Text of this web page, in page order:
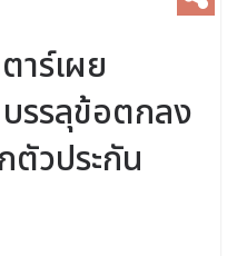
าร์เผย
รรลุข้อตกลง
วประกัน